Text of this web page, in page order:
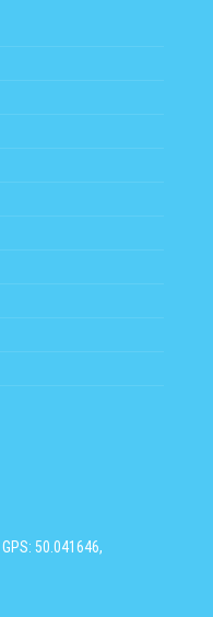
GPS: 50.041646,